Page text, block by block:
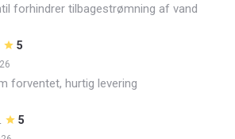
forhindrer tilbagestrømning af vand
5
forventet, hurtig levering
5